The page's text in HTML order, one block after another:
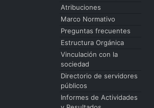
Atribuciones
Marco Normativo
Preguntas frecuentes
Estructura Orgánica
Vinculación con la
sociedad
Directorio de servidores
públicos
Informes de Actividades